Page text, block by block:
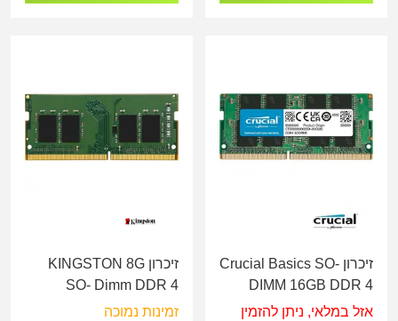
זיכרון Crucial Basics SO-
DIMM 16GB DDR 4
3200Mhz
אזל במלאי, ניתן להזמין
זיכרון KINGSTON 8G
SO- Dimm DDR 4
3200MHZ 1.2V
זמינות נמוכה